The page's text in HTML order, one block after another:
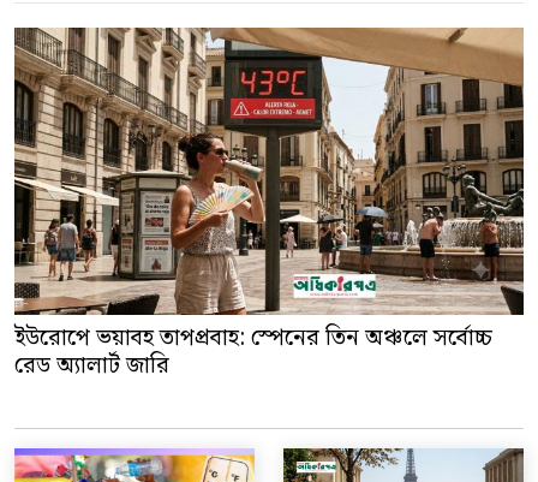
ইউরোপে ভয়াবহ তাপপ্রবাহ: স্পেনের তিন অঞ্চলে সর্বোচ্চ
রেড অ্যালার্ট জারি